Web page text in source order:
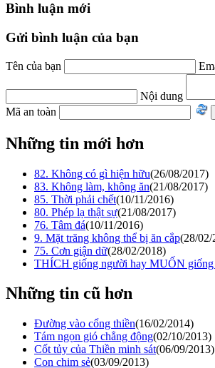
Bình luận mới
Gửi bình luận của bạn
Tên của bạn
Nội dung
Mã an toàn
Những tin mới hơn
82. Không có gì hiện hữu(26/08/2017)
83. Không làm, không ăn(21/08/2017)
85. Thời phải chết(10/11/2016)
80. Phép lạ thật sự(21/08/2017)
76. Tâm đá(10/11/2016)
9. Mặt trăng không thể bị ăn cắp(28/02/
75. Cơn giận dữ(28/02/2018)
THÍCH giống người hay MUỐN giống
Những tin cũ hơn
Đường vào cổng thiền(16/02/2014)
Tám ngọn gió chẳng động(02/10/2013)
Cốt tủy của Thiền minh sát(06/09/2013)
Con chim sẻ(03/09/2013)